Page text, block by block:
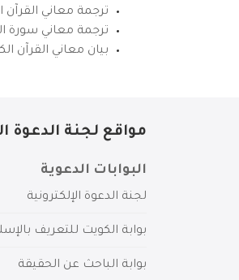
ترجمة معاني القرآن
ترجمة معاني سورة
بيان معاني القرآن
مواقع لجنة الدعوة
البوابات الدعوية
لجنة الدعوة الإلكترونية
بوابة الكويت للتعريف
بوابة الباحث عن الحقيقة